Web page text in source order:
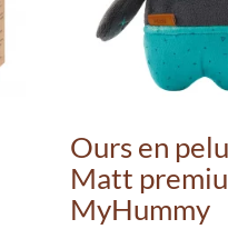
Ours en
Matt
MyHummy